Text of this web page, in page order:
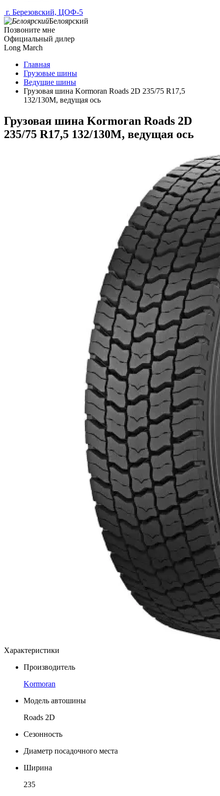
г. Березовский, ЦОФ-5
Белоярский
Позвоните мне
Официальный дилер
Long March
Главная
Грузовые шины
Ведущие шины
Грузовая шина Kormoran Roads 2D 235/75 R17,5
132/130M, ведущая ось
Грузовая шина Kormoran Roads 2D
235/75 R17,5 132/130M, ведущая ось
Характеристики
Производитель
Kormoran
Модель автошины
Roads 2D
Сезонность
Диаметр посадочного места
Ширина
235